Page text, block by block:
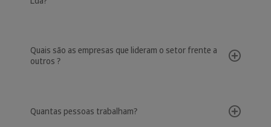
Quais são as empresas que lideram o setor frente a
outros ?
Quantas pessoas trabalham?